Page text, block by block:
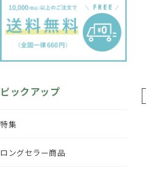
ピックアップ
特集
ロングセラー商品